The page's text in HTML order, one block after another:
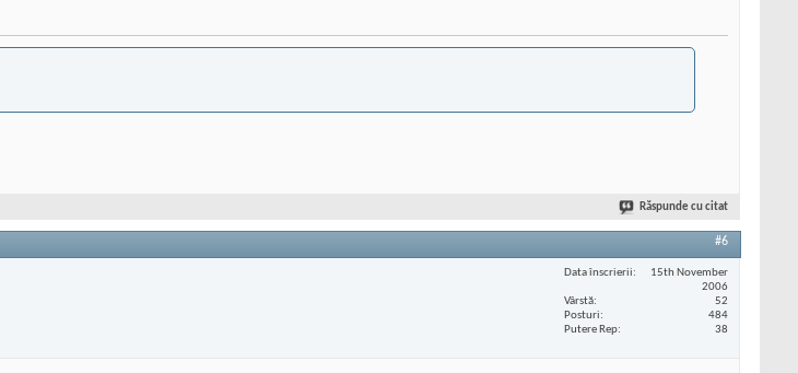
Răspunde cu citat
#6
Data înscrierii
15th November
2006
Vârstă
52
Posturi
484
Putere Rep
38